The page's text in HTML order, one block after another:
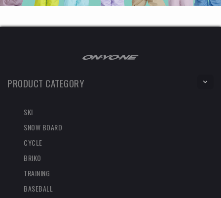
PRODUCT CATEGORY
SKI
SNOW BOARD
CYCLE
BRIKO
TRAINING
BASEBALL